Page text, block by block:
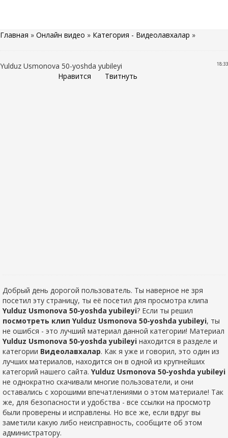
Главная » Онлайн видео » Категория - Видеолавхалар »
18:33
Yulduz Usmonova 50-yoshda yubileyi
Нравится
Твитнуть
Добрый день дорогой пользователь. Ты наверное не зря
посетил эту страницу, ты её посетил для просмотра клипа
Yulduz Usmonova 50-yoshda yubileyi? Если ты решил
посмотреть клип Yulduz Usmonova 50-yoshda yubileyi, ты
не ошибся - это лучший материал данной категории! Материал
Yulduz Usmonova 50-yoshda yubileyi находится в разделе и
категории Видеолавхалар. Как я уже и говорил, это один из
лучших материалов, находится он в одной из крупнейших
категорий нашего сайта. Yulduz Usmonova 50-yoshda yubileyi
не однократно скачивали многие пользователи, и они
оставались с хорошими впечатлениями о этом материале! Так
же, для безопасности и удобства - все ссылки на просмотр
были проверены и исправлены. Но все же, если вдруг вы
заметили какую либо неисправность, сообщите об этом
администратору.